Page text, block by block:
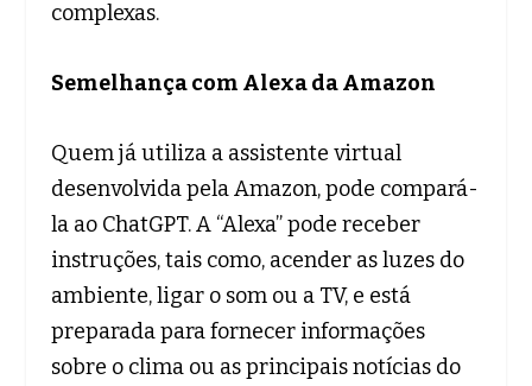
complexas.
Semelhança com Alexa da Amazon
Quem já utiliza a assistente virtual
desenvolvida pela Amazon, pode compará-
la ao ChatGPT. A “Alexa” pode receber
instruções, tais como, acender as luzes do
ambiente, ligar o som ou a TV, e está
preparada para fornecer informações
sobre o clima ou as principais notícias do